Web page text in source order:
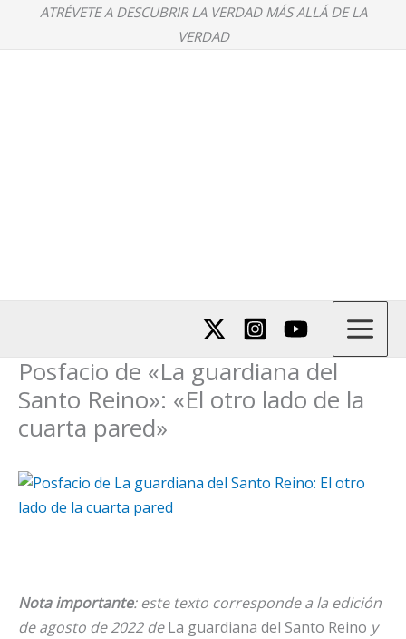
ATRÉVETE A DESCUBRIR LA VERDAD MÁS ALLÁ DE LA
VERDAD
Posfacio de «La guardiana del
Santo Reino»: «El otro lado de la
cuarta pared»
Nota importante: este texto corresponde a la edición
de agosto de 2022 deLa guardiana del Santo Reino y